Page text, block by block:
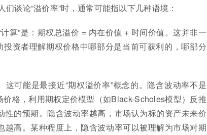
谈论“溢价率”时，通常可能指以下几种语境：
算”是：期权总溢价 = 内在价值 + 时间价值。这并非一
资者理解期权价格中哪部分是当前可获利的，哪部分
可能是最接近“期权溢价率”概念的。隐含波动率不是
格，利用期权定价模型（如Black-Scholes模型）反推
的预期。隐含波动率越高，市场认为标的资产未来价
高。某种程度上，隐含波动率可以被理解为市场对期